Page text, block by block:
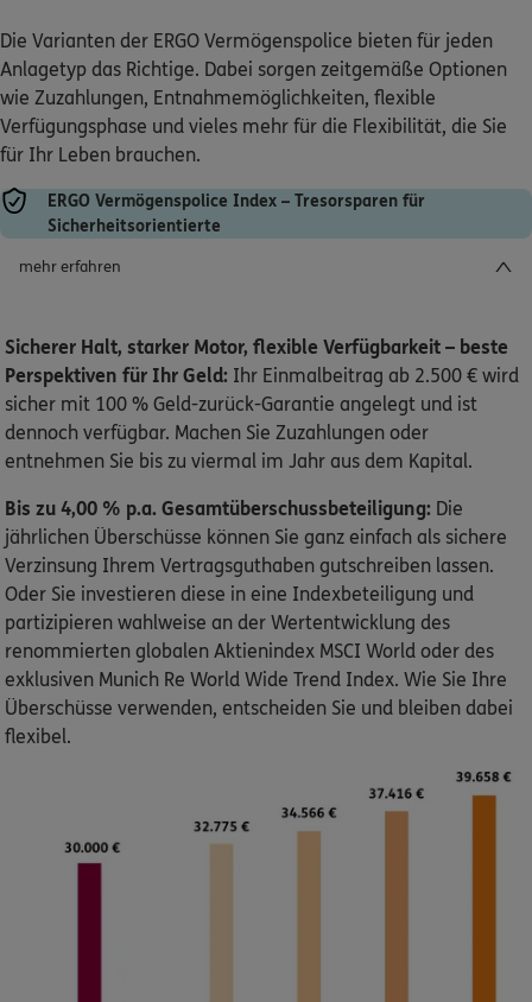
Die Varianten der ERGO Vermögenspolice bieten für jeden
Anlagetyp das Richtige. Dabei sorgen zeitgemäße Optionen
wie Zuzahlungen, Entnahmemöglichkeiten, flexible
Verfügungsphase und vieles mehr für die Flexibilität, die Sie
für Ihr Leben brauchen.
ERGO Vermögenspolice Index – Tresorsparen für
Sicherheitsorientierte
mehr erfahren
Sicherer Halt, starker Motor, flexible Verfügbarkeit – beste
Perspektiven für Ihr Geld: Ihr Einmalbeitrag ab 2.500 € wird
sicher mit 100 % Geld-zurück-Garantie angelegt und ist
dennoch verfügbar. Machen Sie Zuzahlungen oder
entnehmen Sie bis zu viermal im Jahr aus dem Kapital.
Bis zu 4,00 % p.a. Gesamtüberschussbeteiligung: Die
jährlichen Überschüsse können Sie ganz einfach als sichere
Verzinsung Ihrem Vertragsguthaben gutschreiben lassen.
Oder Sie investieren diese in eine Indexbeteiligung und
partizipieren wahlweise an der Wertentwicklung des
renommierten globalen Aktienindex MSCI World oder des
exklusiven Munich Re World Wide Trend Index. Wie Sie Ihre
Überschüsse verwenden, entscheiden Sie und bleiben dabei
flexibel.